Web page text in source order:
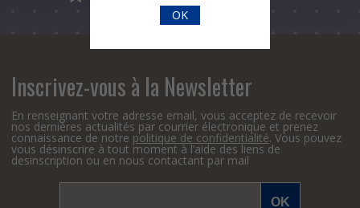
Inscrivez-vous à la Newsletter
En renseignant votre adresse email, vous acceptez de recevoir
nos dernières actualités par courrier électronique et prenez
connaissance de notre politique de confidentialité. Vous pouvez
vous désinscrire à tout moment à l’aide des liens de
desinscription ou en nous contactant par mail
OK